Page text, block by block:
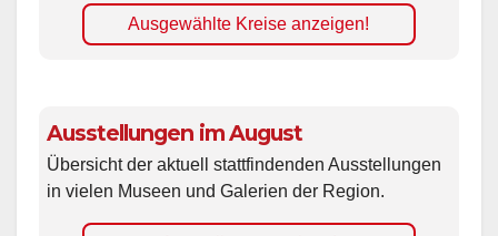
Ausgewählte Kreise anzeigen!
Ausstellungen im August
Übersicht der aktuell stattfindenden Ausstellungen
in vielen Museen und Galerien der Region.